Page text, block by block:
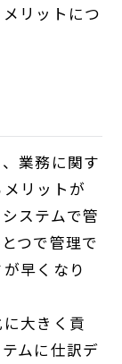
リットにつ
業務に関す
リットが
ステムで管
つで管理で
早くなり
大きく貢
ムに仕訳デ